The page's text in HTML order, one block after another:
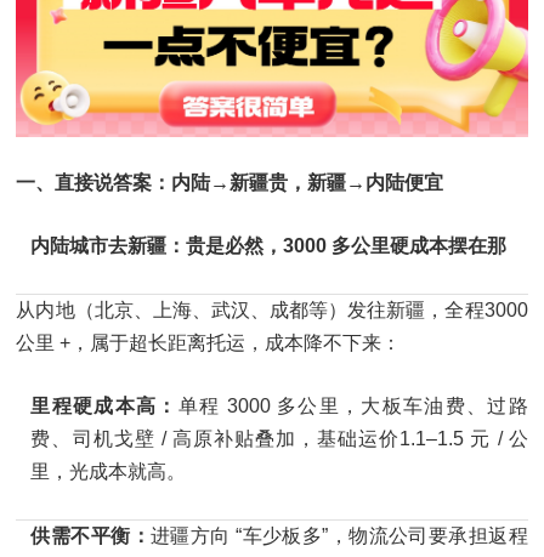
一、直接说答案：内陆→新疆贵，新疆→内陆便宜
内陆城市去新疆：贵是必然，3000 多公里硬成本摆在那
从内地（北京、上海、武汉、成都等）发往新疆，全程3000
公里 +，属于超长距离托运，成本降不下来：
里程硬成本高： 单程 3000 多公里，大板车油费、过路
费、司机戈壁 / 高原补贴叠加，基础运价1.1–1.5 元 / 公
里，光成本就高。
供需不平衡：进疆方向 “车少板多”，物流公司要承担返程